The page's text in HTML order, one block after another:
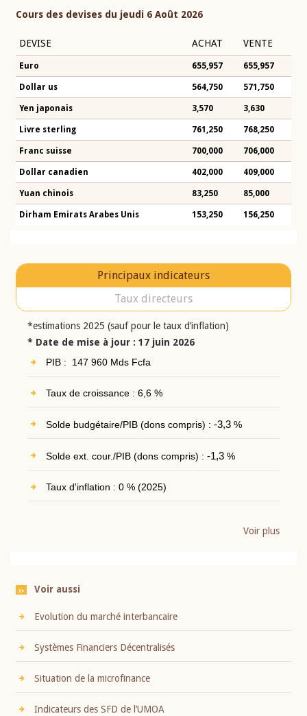
Cours des devises du jeudi 6 Août 2026
DEVISE ACHAT VENTE
Euro 655,957 655,957
Dollar us 564,750 571,750
Yen japonais 3,570 3,630
Livre sterling 761,250 768,250
Franc suisse 700,000 706,000
Dollar canadien 402,000 409,000
Yuan chinois 83,250 85,000
Dirham Emirats Arabes Unis 153,250 156,250
Principaux indicateurs
Taux directeurs
*estimations 2025 (sauf pour le taux d’inflation)
* Date de mise à jour : 17 juin 2026
PIB : 147 960 Mds Fcfa
Taux de croissance : 6,6 %
Solde budgétaire/PIB (dons compris) : -3,3%
Solde ext. cour./PIB (dons compris) : -1,3%
Taux d'inflation : 0 % (2025)
Voir plus
Voir aussi
Evolution du marché interbancaire
Systèmes Financiers Décentralisés
Situation de la microfinance
Indicateurs des SFD de l’UMOA